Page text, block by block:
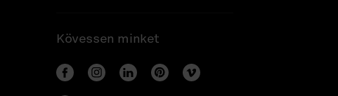
Kövessen minket